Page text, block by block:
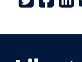
TwitterFacebook